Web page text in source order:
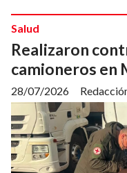
Realizaron
camioneros en
Salud
28/07/2026